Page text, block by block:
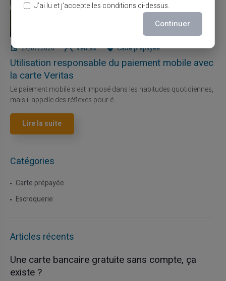
27/07/2026 Veritas Carte prépayée
Utilisation responsable du paiement mobile avec
la carte Veritas
Le paiement mobile s'est imposé dans les habitudes quotidiennes,
mais il appelle des réflexes pour é...
Lire la suite
Catégories
Carte prépayée
Escroquerie
Articles récents
Une carte bancaire gratuite sans compte, ça
existe ?
J’ai lu et j’accepte les conditions ci-dessus.
Continuer